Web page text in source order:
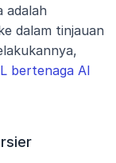
adalah
dalam tinjauan
bertenaga AI